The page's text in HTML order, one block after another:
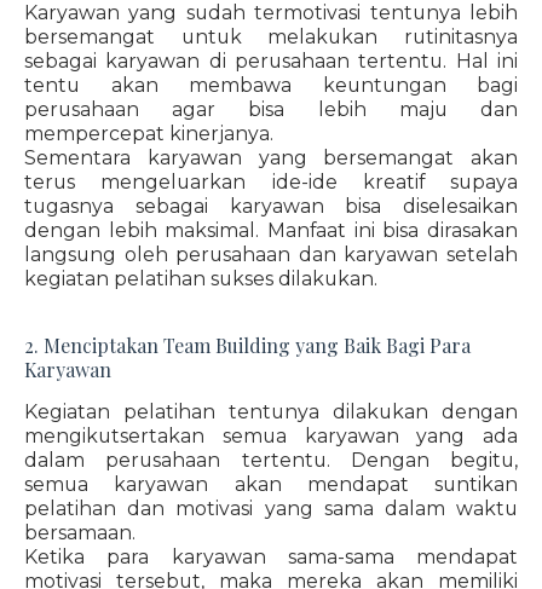
Karyawan yang sudah termotivasi tentunya lebih
bersemangat untuk melakukan rutinitasnya
sebagai karyawan di perusahaan tertentu. Hal ini
tentu akan membawa keuntungan bagi
perusahaan agar bisa lebih maju dan
mempercepat kinerjanya.
Sementara karyawan yang bersemangat akan
terus mengeluarkan ide-ide kreatif supaya
tugasnya sebagai karyawan bisa diselesaikan
dengan lebih maksimal. Manfaat ini bisa dirasakan
langsung oleh perusahaan dan karyawan setelah
kegiatan pelatihan sukses dilakukan.
2. Menciptakan Team Building yang Baik Bagi Para
Karyawan
Kegiatan pelatihan tentunya dilakukan dengan
mengikutsertakan semua karyawan yang ada
dalam perusahaan tertentu. Dengan begitu,
semua karyawan akan mendapat suntikan
pelatihan dan motivasi yang sama dalam waktu
bersamaan.
Ketika para karyawan sama-sama mendapat
motivasi tersebut, maka mereka akan memiliki